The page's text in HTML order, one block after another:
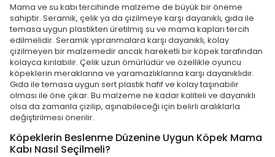
Mama ve su kabı tercihinde malzeme de büyük bir öneme
sahiptir. Seramik, çelik ya da çizilmeye karşı dayanıklı, gıda ile
temasa uygun plastikten üretilmiş su ve mama kapları tercih
edilmelidir. Seramik yıpranmalara karşı dayanıklı, kolay
çizilmeyen bir malzemedir ancak hareketli bir köpek tarafından
kolayca kırılabilir. Çelik uzun ömürlüdür ve özellikle oyuncu
köpeklerin meraklarına ve yaramazlıklarına karşı dayanıklıdır.
Gıda ile temasa uygun sert plastik hafif ve kolay taşınabilir
olması ile öne çıkar. Bu malzeme ne kadar kaliteli ve dayanıklı
olsa da zamanla çizilip, aşınabileceği için belirli aralıklarla
değiştirilmesi önerilir.
Köpeklerin Beslenme Düzenine Uygun Köpek Mama
Kabı Nasıl Seçilmeli?